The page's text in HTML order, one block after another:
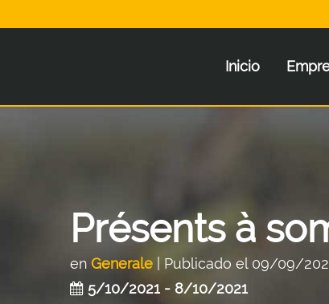
Inicio
Présents à
en Generale | Publicado el 09/09/
5/10/2021 - 8/10/2021